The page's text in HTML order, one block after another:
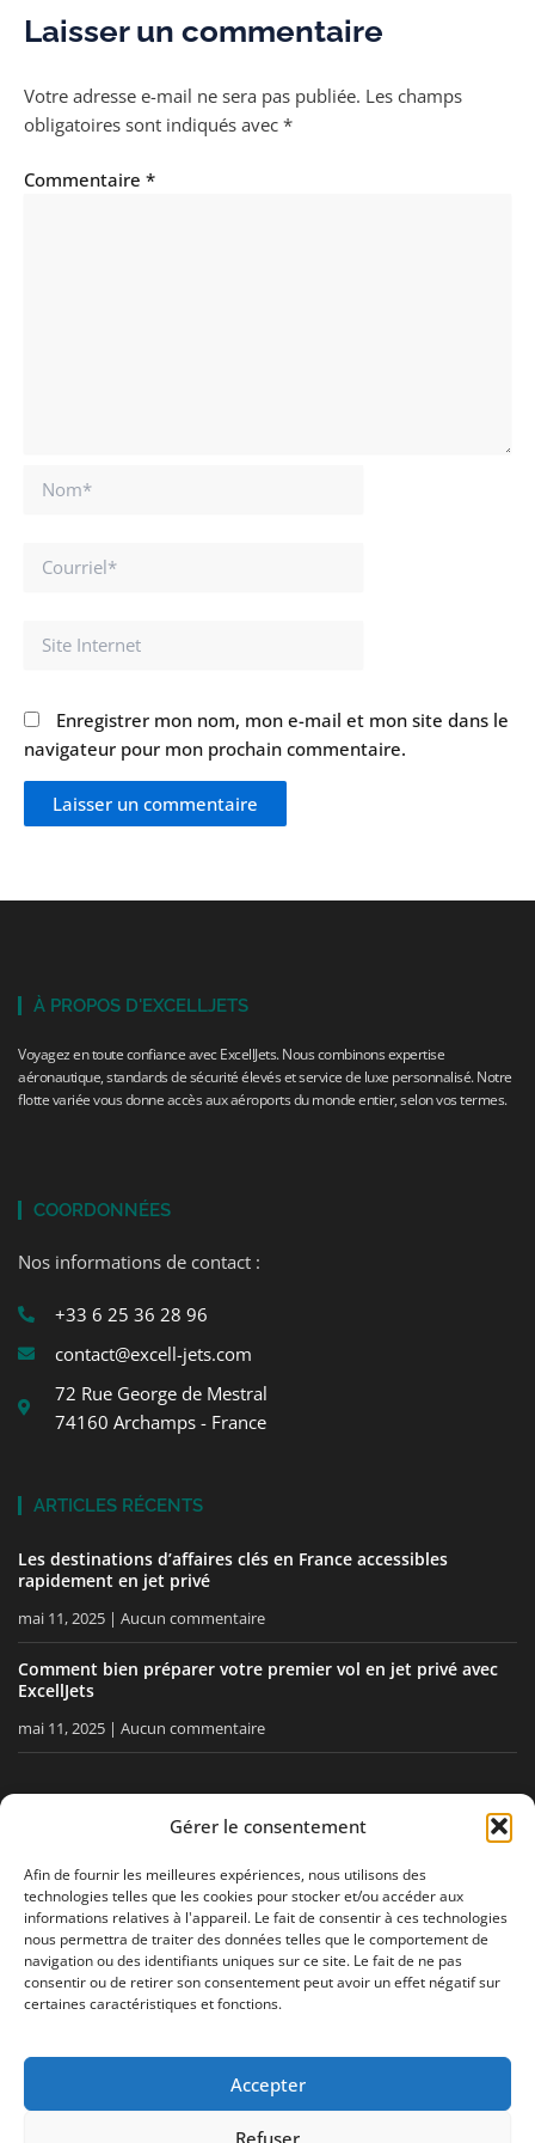
Gérer le consentement
Afin de fournir les meilleures expériences, nous utilisons des
technologies telles que les cookies pour stocker et/ou accéder aux
informations relatives à l'appareil. Le fait de consentir à ces technologies
nous permettra de traiter des données telles que le comportement de
navigation ou des identifiants uniques sur ce site. Le fait de ne pas
consentir ou de retirer son consentement peut avoir un effet négatif sur
certaines caractéristiques et fonctions.
Accepter
Refuser
Laisser un commentaire
Votre adresse e-mail ne sera pas publiée. Les champs
obligatoires sont indiqués avec *
Commentaire *
Nom*
Courriel*
Site
Enregistrer mon nom, mon e-mail et mon site dans le
navigateur pour mon prochain commentaire.
À PROPOS D'EXCELLJETS
Voyagez en toute confiance avec ExcellJets. Nous combinons expertise
aéronautique, standards de sécurité élevés et service de luxe personnalisé. Notre
flotte variée vous donne accès aux aéroports du monde entier, selon vos termes.
COORDONNÉES
Nos informations de contact :
+33 6 25 36 28 96
contact@excell-jets.com
72 Rue George de Mestral
74160 Archamps - France
ARTICLES RÉCENTS
Les destinations d’affaires clés en France accessibles
rapidement en jet privé
mai 11, 2025 Aucun commentaire
Comment bien préparer votre premier vol en jet privé avec
ExcellJets
mai 11, 2025 Aucun commentaire
RESTEZ INFORMÉ
Recevez nos conseils, nos actualités directement dans votre
boîte email.
J'acceptela politique de confidentialité